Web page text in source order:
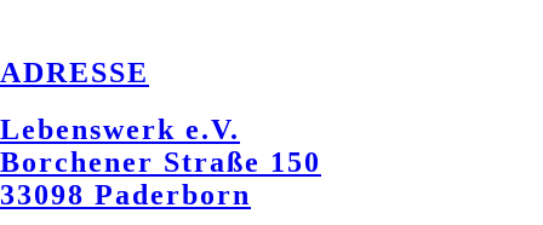
ADRESSE
Lebenswerk e.V.
Borchener Straße 150
33098 Paderborn